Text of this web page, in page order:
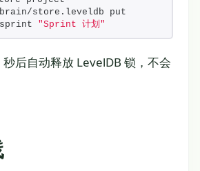
store.leveldb put
"Sprint 计划"
后自动释放 LevelDB 锁，不会